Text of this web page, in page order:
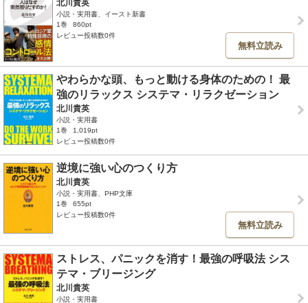
北川貴英
小説・実用書、イースト新書
1巻
860pt
レビュー投稿数0件
無料立読み
やわらかな頭、もっと動ける身体のための！ 最
強のリラックス システマ・リラクゼーション
北川貴英
小説・実用書
1巻
1,019pt
レビュー投稿数0件
逆境に強い心のつくり方
北川貴英
小説・実用書、PHP文庫
1巻
655pt
レビュー投稿数0件
無料立読み
ストレス、パニックを消す！最強の呼吸法 シス
テマ・ブリージング
北川貴英
小説・実用書